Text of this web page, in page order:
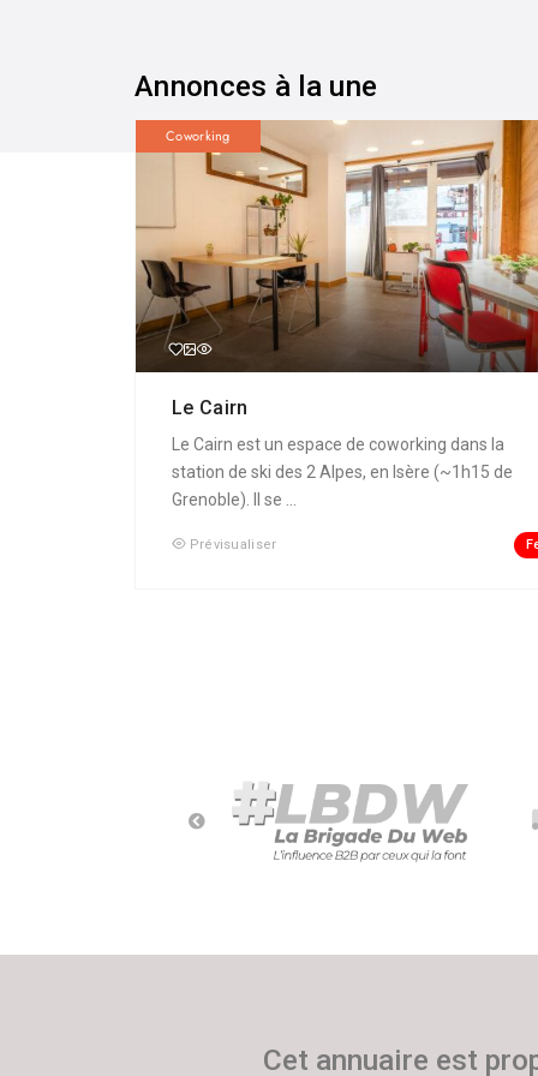
Annonces à la une
Coworking
Le Cairn
Le Cairn est un espace de coworking dans la
station de ski des 2 Alpes, en Isère (~1h15 de
Grenoble). Il se ...
Prévisualiser
Cet annuaire est